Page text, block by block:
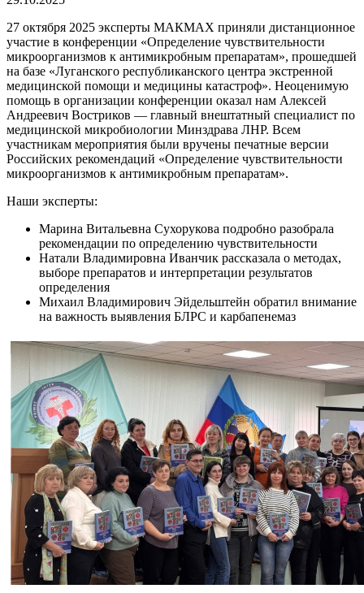
27 октября 2025 эксперты МАКМАХ приняли дистанционное
участие в конференции «Определение чувствительности
микроорганизмов к антимикробным препаратам», прошедшей
на базе «Луганского республиканского центра экстренной
медицинской помощи и медицины катастроф». Неоценимую
помощь в организации конференции оказал нам Алексей
Андреевич Востриков — главный внештатный специалист по
медицинской микробиологии Минздрава ЛНР. Всем
участникам мероприятия были вручены печатные версии
Российских рекомендаций «Определение чувствительности
микроорганизмов к антимикробным препаратам».
Наши эксперты:
Марина Витальевна Сухорукова подробно разобрала
рекомендации по определению чувствительности
Натали Владимировна Иванчик рассказала о методах,
выборе препаратов и интерпретации результатов
определения
Михаил Владимирович Эйдельштейн обратил внимание
на важность выявления БЛРС и карбапенемаз